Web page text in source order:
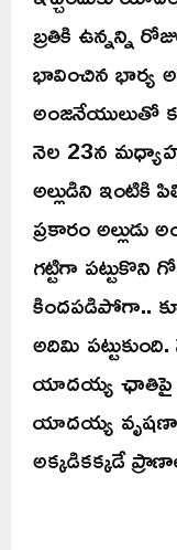
బ్రతికి ఉన్నన్ని
భావించిన భార్య
అంజనేయులుతో
నెల 23న
అల్లుడిని ఇంటికి
ప్రకారం
గట్టిగా
కిందపడిపోగా..
అదిమి
యాదయ్య ఛాతిపై
యాదయ్య
అక్కడికక్కడే